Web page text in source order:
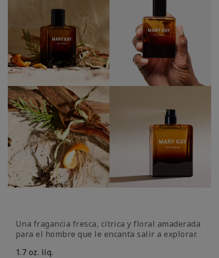
Una fragancia fresca, cítrica y floral amaderada
para el hombre que le encanta salir a explorar.
1.7 oz. líq.